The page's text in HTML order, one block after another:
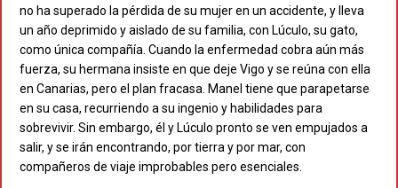
no ha superado la pérdida de su mujer en un accidente, y lleva
un año deprimido y aislado de su familia, con Lúculo, su gato,
como única compañía. Cuando la enfermedad cobra aún más
fuerza, su hermana insiste en que deje Vigo y se reúna con ella
en Canarias, pero el plan fracasa. Manel tiene que parapetarse
en su casa, recurriendo a su ingenio y habilidades para
sobrevivir. Sin embargo, él y Lúculo pronto se ven empujados a
salir, y se irán encontrando, por tierra y por mar, con
compañeros de viaje improbables pero esenciales.